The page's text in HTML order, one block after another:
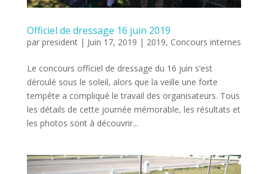
Officiel de dressage 16 juin 2019
par president| Juin 17, 2019 | 2019, Concours internes
Le concours officiel de dressage du 16 juin s’est
déroulé sous le soleil, alors que la veille une forte
tempête a compliqué le travail des organisateurs. Tous
les détails de cette journée mémorable, les résultats et
les photos sont à découvrir...